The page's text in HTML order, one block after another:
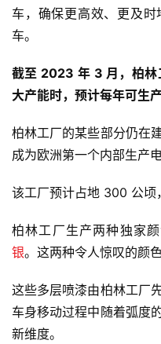
车，确保更高效、更及
车。
截至 2023 年 3 月，柏
大产能时，预计每年可生
柏林工厂的某些部分仍在
成为欧洲第一个内部生产
该工厂预计占地 300 公顷
柏林工厂生产两种独家
银。这两种令人惊叹的颜
这些多层喷漆由柏林工厂
车身移动过程中随着弧度
新维度。